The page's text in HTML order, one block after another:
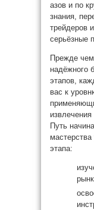
азов и по
знания,
трейдеров
серьёзные
Прежде
надёжного
этапов,
вас к
Путь
этапа: